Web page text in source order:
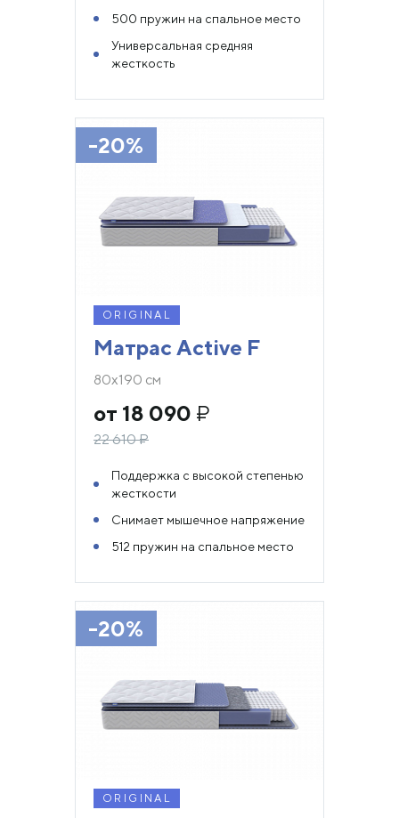
500 пружин на спальное место
Универсальная средняя
жесткость
-20%
ORIGINAL
Матрас Active F
80х190 см
от 18 090 ₽
22 610₽
Поддержка с высокой степенью
жесткости
Снимает мышечное напряжение
512 пружин на спальное место
-20%
ORIGINAL